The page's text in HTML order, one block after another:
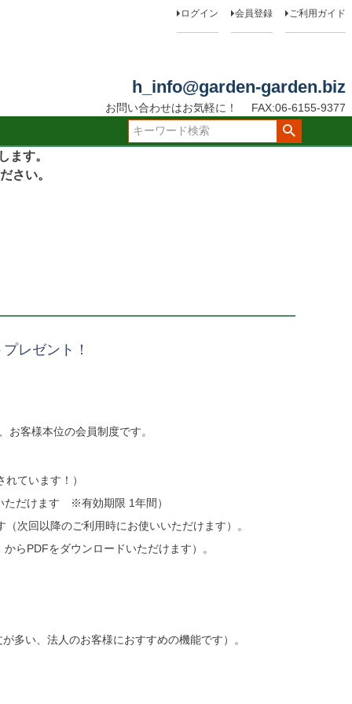
ログイン 会員登録 ご利用ガイド
h_info@garden-garden.biz
お問い合わせはお気軽に！ FAX:06-6155-9377
ます。
さい。
レゼント！
客様本位の会員制度です。
ています！）
ただけます ※有効期限 1年間）
（次回以降のご利用時にお使いいただけます）。
らPDFをダウンロードいただけます）。
多い、法人のお客様におすすめの機能です）。